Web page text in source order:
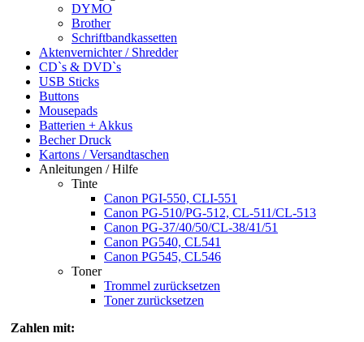
DYMO
Brother
Schriftbandkassetten
Aktenvernichter / Shredder
CD`s & DVD`s
USB Sticks
Buttons
Mousepads
Batterien + Akkus
Becher Druck
Kartons / Versandtaschen
Anleitungen / Hilfe
Tinte
Canon PGI-550, CLI-551
Canon PG-510/PG-512, CL-511/CL-513
Canon PG-37/40/50/CL-38/41/51
Canon PG540, CL541
Canon PG545, CL546
Toner
Trommel zurücksetzen
Toner zurücksetzen
Zahlen mit: